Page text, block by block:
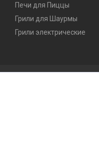
Печи для Пиццы
Грили для Шаурмы
Грили электрические